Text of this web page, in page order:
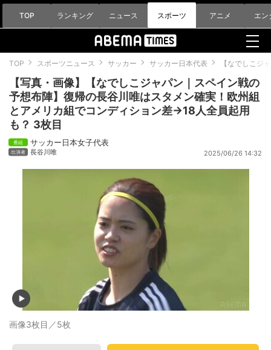
TOP ランキング ニュース スポーツ アニメ エン
TOP スポーツニュース サッカー サッカー日本代表 【なでしこジ
【写真・画像】【なでしこジャパン｜スペイン戦の
予想布陣】復帰の長谷川唯はスタメン確実！欧州組
とアメリカ組でコンディション差→18人全員起用
も？ 3枚目
サッカー日本女子代表
長谷川唯 2025/06/26 14:32
画像3枚目／5枚